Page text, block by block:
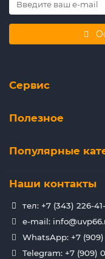
Сервис
Полезное
Популярные
Наши контакты
тел: +7 (343) 226-
e-mail:
WhatsApp: +7 (909)
Telegram: +7 (909)